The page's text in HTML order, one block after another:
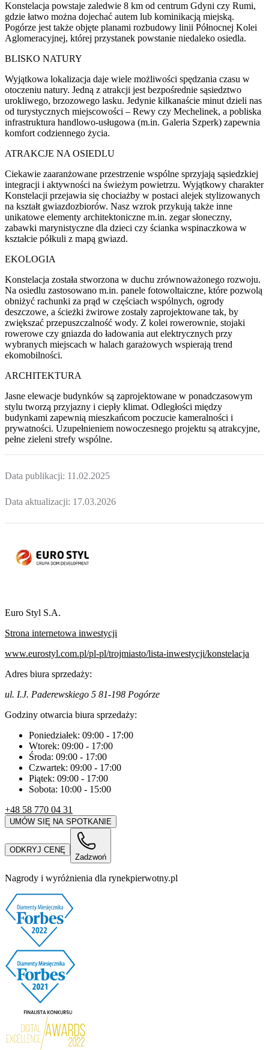
Konstelacja powstaje zaledwie 8 km od centrum Gdyni czy Rumi,
gdzie łatwo można dojechać autem lub kominikacją miejską.
Pogórze jest także objęte planami rozbudowy linii Północnej Kolei
Aglomeracyjnej, której przystanek powstanie niedaleko osiedla.
BLISKO NATURY
Wyjątkowa lokalizacja daje wiele możliwości spędzania czasu w
otoczeniu natury. Jedną z atrakcji jest bezpośrednie sąsiedztwo
urokliwego, brzozowego lasku. Jedynie kilkanaście minut dzieli nas
od turystycznych miejscowości – Rewy czy Mechelinek, a pobliska
infrastruktura handlowo-usługowa (m.in. Galeria Szperk) zapewnia
komfort codziennego życia.
ATRAKCJE NA OSIEDLU
Ciekawie zaaranżowane przestrzenie wspólne sprzyjają sąsiedzkiej
integracji i aktywności na świeżym powietrzu. Wyjątkowy charakter
Konstelacji przejawia się chociażby w postaci alejek stylizowanych
na kształt gwiazdozbiorów. Nasz wzrok przykują także inne
unikatowe elementy architektoniczne m.in. zegar słoneczny,
zabawki marynistyczne dla dzieci czy ścianka wspinaczkowa w
kształcie półkuli z mapą gwiazd.
EKOLOGIA
Konstelacja została stworzona w duchu zrównoważonego rozwoju.
Na osiedlu zastosowano m.in. panele fotowoltaiczne, które pozwolą
obniżyć rachunki za prąd w częściach wspólnych, ogrody
deszczowe, a ścieżki żwirowe zostały zaprojektowane tak, by
zwiększać przepuszczalność wody. Z kolei rowerownie, stojaki
rowerowe czy gniazda do ładowania aut elektrycznych przy
wybranych miejscach w halach garażowych wspierają trend
ekomobilności.
ARCHITEKTURA
Jasne elewacje budynków są zaprojektowane w ponadczasowym
stylu tworzą przyjazny i ciepły klimat. Odległości między
budynkami zapewnią mieszkańcom poczucie kameralności i
prywatności. Uzupełnieniem nowoczesnego projektu są atrakcyjne,
pełne zieleni strefy wspólne.
Data publikacji: 11.02.2025
Data aktualizacji: 17.03.2026
Euro Styl S.A.
Strona internetowa inwestycji
www.eurostyl.com.pl/pl-pl/trojmiasto/lista-inwestycji/konstelacja
Adres biura sprzedaży:
ul. I.J. Paderewskiego 5 81-198 Pogórze
Godziny otwarcia biura sprzedaży:
Poniedziałek: 09:00 - 17:00
Wtorek: 09:00 - 17:00
Środa: 09:00 - 17:00
Czwartek: 09:00 - 17:00
Piątek: 09:00 - 17:00
Sobota: 10:00 - 15:00
+48 58 770 04 31
UMÓW SIĘ NA SPOTKANIE
ODKRYJ CENĘ
Zadzwoń
Nagrody i wyróżnienia dla rynekpierwotny.pl